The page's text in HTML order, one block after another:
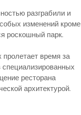
разграбили и
изменений кроме
роскошный парк.
пролетает время за
ресторана
архитектурой.